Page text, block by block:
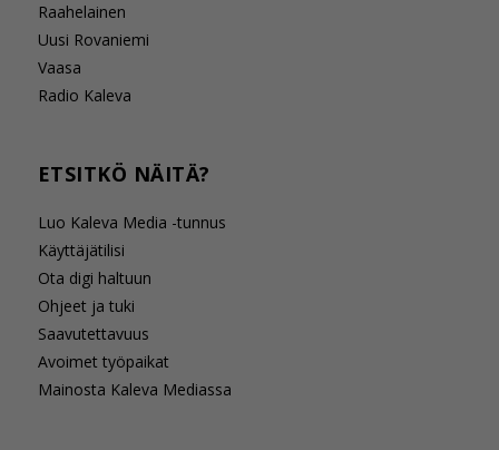
Raahelainen
Uusi Rovaniemi
Vaasa
Radio Kaleva
ETSITKÖ NÄITÄ?
Luo Kaleva Media -tunnus
Käyttäjätilisi
Ota digi haltuun
Ohjeet ja tuki
Saavutettavuus
Avoimet työpaikat
Mainosta Kaleva Mediassa